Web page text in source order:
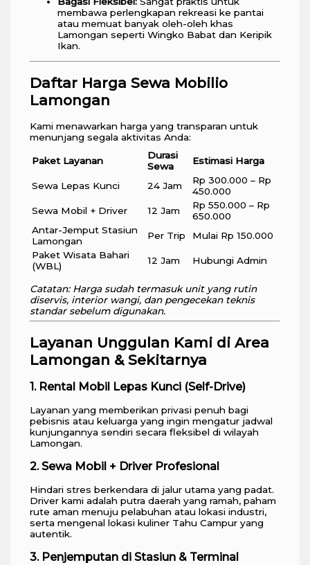
membawa perlengkapan rekreasi ke pantai
atau memuat banyak oleh-oleh khas
Lamongan seperti Wingko Babat dan Keripik
Ikan.
Daftar Harga Sewa Mobilio
Lamongan
Kami menawarkan harga yang transparan untuk
menunjang segala aktivitas Anda:
Paket Layanan
Durasi
Sewa
Estimasi Harga
Sewa Lepas Kunci 24 Jam
Rp 300.000 – Rp
450.000
Sewa Mobil + Driver
12 Jam
Rp 550.000 – Rp
650.000
Antar-Jemput Stasiun
Lamongan
Per Trip
Mulai Rp 150.000
Paket Wisata Bahari
(WBL)
12 Jam Hubungi Admin
Catatan: Harga sudah termasuk unit yang rutin
diservis, interior wangi, dan pengecekan teknis
standar sebelum digunakan.
Layanan Unggulan Kami di Area
Lamongan & Sekitarnya
1. Rental Mobil Lepas Kunci (Self-Drive)
Layanan yang memberikan privasi penuh bagi
pebisnis atau keluarga yang ingin mengatur jadwal
kunjungannya sendiri secara fleksibel di wilayah
Lamongan.
2. Sewa Mobil + Driver Profesional
Hindari stres berkendara di jalur utama yang padat.
Driver kami adalah putra daerah yang ramah, paham
rute aman menuju pelabuhan atau lokasi industri,
serta mengenal lokasi kuliner Tahu Campur yang
autentik.
3. Penjemputan di Stasiun & Terminal